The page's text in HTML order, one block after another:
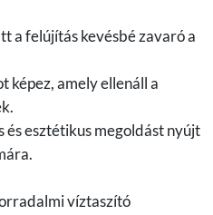
a felújítás kevésbé zavaró a
képez, amely ellenáll a
esztétikus megoldást nyújt
víztaszító